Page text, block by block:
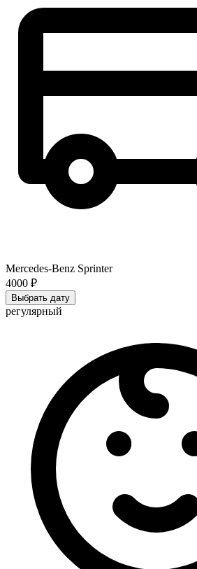
Mercedes-Benz Sprinter
4000 ₽
Выбрать дату
регулярный